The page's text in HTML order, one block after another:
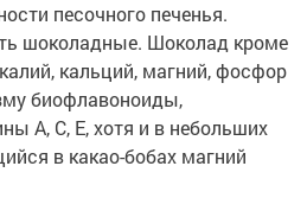
песочного печенья.
шоколадные. Шоколад кроме
кальций, магний, фосфор
биофлавоноиды,
А, С, Е, хотя и в небольших
в какао-бобах магний